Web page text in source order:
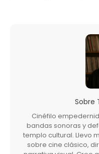
Sobre
Cinéfilo
bandas sonoras y
templo cultural. Llevo
sobre cine clásico,